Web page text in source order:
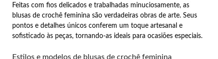
Feitas com fios delicados e trabalhadas minuciosamente, as
blusas de crochê feminina são verdadeiras obras de arte. Seus
pontos e detalhes únicos conferem um toque artesanal e
sofisticado às peças, tornando-as ideais para ocasiões especiais.
Estilos e modelos de blusas de crochê feminina